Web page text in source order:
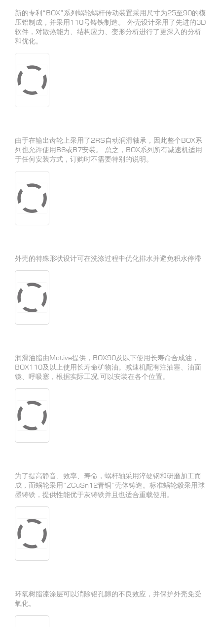
新的专利“BOX”系列蜗轮蜗杆传动装置采用尺寸为25至90的模
压铝制成，并采用110号铸铁制造。 外壳设计采用了先进的3D
软件，对散热能力、结构应力、变形分析进行了更深入的分析
和优化。
由于在输出齿轮上采用了2RS自动润滑轴承，因此整个BOX系
列也允许使用B6或B7安装。 总之，BOX系列所有减速机适用
于任何安装方式，订购时不需要特别的说明。
外壳的特殊形状设计可在洗涤过程中优化排水并避免积水停滞
润滑油脂由Motive提供，BOX90及以下使用长寿命合成油，
BOX110及以上使用长寿命矿物油。减速机配有注油塞、油面
镜、呼吸塞，根据实际工况,可以安装在各个位置。
为了提高静音、效率、寿命，蜗杆轴采用淬硬钢和研磨加工而
成，而蜗轮采用“ZCuSn12青铜”壳体铸造。标准蜗轮毂采用球
墨铸铁，提供性能优于灰铸铁并且也适合重载使用。
环氧树脂漆涂层可以消除铝孔隙的不良效应，并保护外壳免受
氧化。